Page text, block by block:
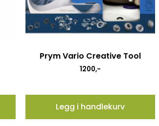
Prym Vario Creative Tool
1200,-
Legg i handlekurv